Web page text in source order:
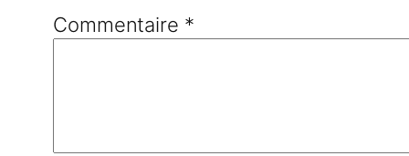
Commentaire *